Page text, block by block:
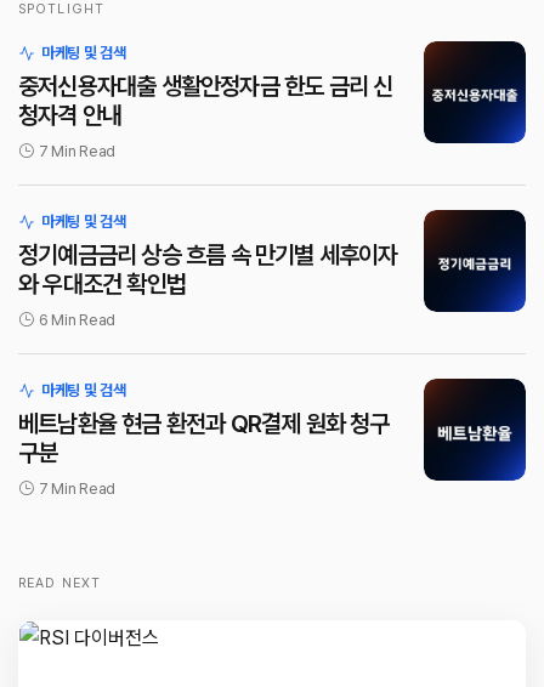
SPOTLIGHT
마케팅 및 검색
중저신용자대출 생활안정자금 한도 금리 신
청자격 안내
7 Min Read
마케팅 및 검색
정기예금금리 상승 흐름 속 만기별 세후이자
와 우대조건 확인법
6 Min Read
마케팅 및 검색
베트남환율 현금 환전과 QR결제 원화 청구
구분
7 Min Read
READ NEXT